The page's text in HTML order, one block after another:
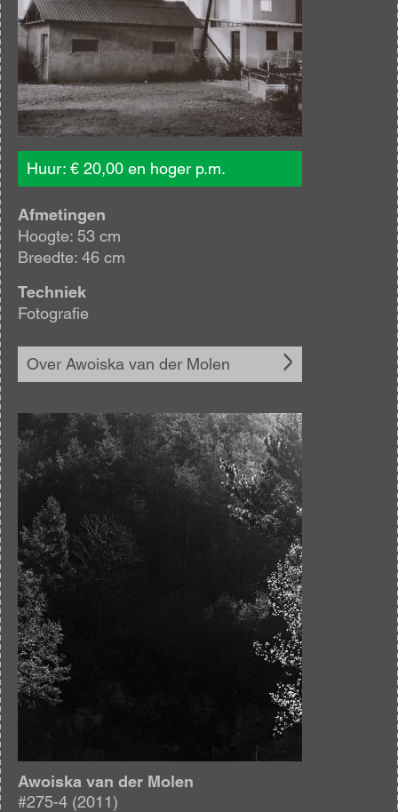
Huur: € 20,00 en hoger p.m.
Afmetingen
Hoogte: 53 cm
Breedte: 46 cm
Techniek
Fotografie
Over Awoiska van der Molen
Afbeelding
Awoiska van der Molen
#275-4 (2011)